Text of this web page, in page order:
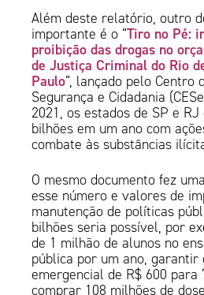
Além deste relatório, outro
importante é o “Tiro no Pé:
proibição das drogas no
de Justiça Criminal do Rio
Paulo“, lançado pelo Centro
Segurança e Cidadania
2021, os estados de SP e
bilhões em um ano com
combate às substâncias
O mesmo documento fez
esse número e valores de
manutenção de políticas
bilhões seria possível, por
de 1 milhão de alunos no
pública por um ano, garantir
emergencial de R$ 600 para
comprar 108 milhões de